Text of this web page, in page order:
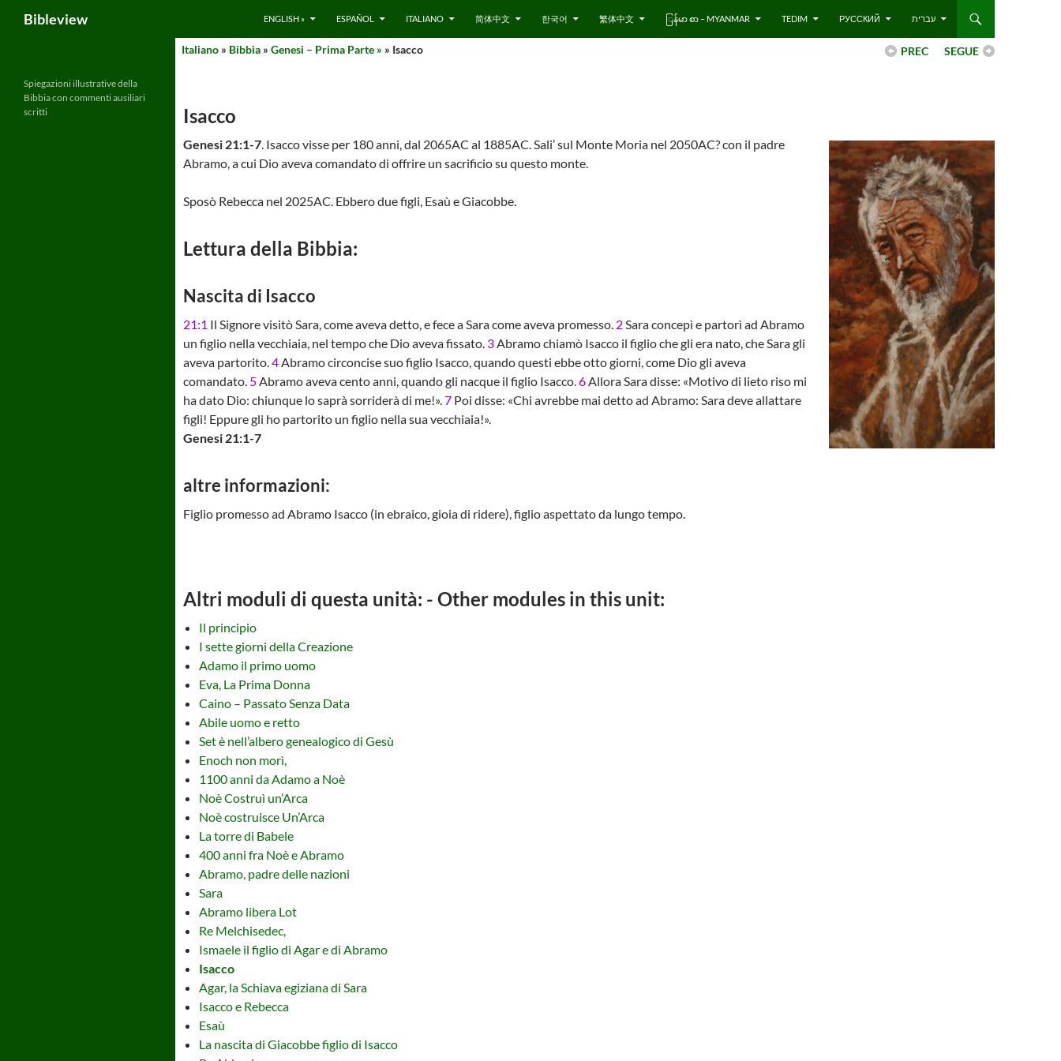
content
Bibleview ENGLISH » ESPAÑOL ITALIANO 简体中文 한국어 繁体中文 ြန်မာ စာ – MYANMAR TEDIM РУССКИЙ עברית
SEGUE
PREC
Italiano » Bibbia » Genesi – Prima Parte » » Isacco
Isacco
Genesi 21:1-7. Isacco visse per 180 anni, dal 2065AC al 1885AC. Sali’ sul Monte Moria nel 2050AC? con il padre
Abramo, a cui Dio aveva comandato di offrire un sacrificio su questo monte.
Sposò Rebecca nel 2025AC. Ebbero due figli, Esaù e Giacobbe.
Lettura della Bibbia:
Nascita di Isacco
21:1 Il Signore visitò Sara, come aveva detto, e fece a Sara come aveva promesso. 2Sara concepì e partorì ad Abramo
un figlio nella vecchiaia, nel tempo che Dio aveva fissato. 3Abramo chiamò Isacco il figlio che gli era nato, che Sara gli
aveva partorito.4Abramo circoncise suo figlio Isacco, quando questi ebbe otto giorni, come Dio gli aveva
comandato. 5Abramo aveva cento anni, quando gli nacque il figlio Isacco.6Allora Sara disse: «Motivo di lieto riso mi
ha dato Dio: chiunque lo saprà sorriderà di me!».7 Poi disse: «Chi avrebbe mai detto ad Abramo: Sara deve allattare
figli! Eppure gli ho partorito un figlio nella sua vecchiaia!».
Genesi 21:1-7
altre informazioni:
Figlio promesso ad Abramo Isacco (in ebraico, gioia di ridere), figlio aspettato da lungo tempo.
Altri moduli di questa unità: - Other modules in this unit:
Il principio
I sette giorni della Creazione
Adamo il primo uomo
Eva, La Prima Donna
Caino – Passato Senza Data
Abile uomo e retto
Set è nell’albero genealogico di Gesù
Enoch non morì,
1100 anni da Adamo a Noè
Noè Costruì un’Arca
Noè costruisce Un’Arca
La torre di Babele
400 anni fra Noè e Abramo
Abramo, padre delle nazioni
Sara
Abramo libera Lot
Re Melchisedec,
Ismaele il figlio di Agar e di Abramo
Isacco
Agar, la Schiava egiziana di Sara
Isacco e Rebecca
Esaù
La nascita di Giacobbe figlio di Isacco
Spiegazioni illustrative della
Bibbia con commenti ausiliari
scritti